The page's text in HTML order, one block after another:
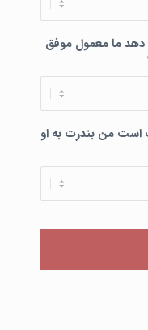
دهد ما معمول موفق
است من بندرت به او